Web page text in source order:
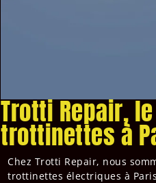
Trotti Repair,
trottinettes à
Chez Trotti Repair, nous
trottinettes électriques à